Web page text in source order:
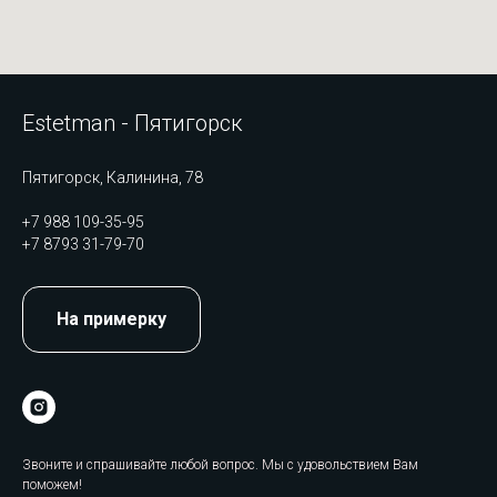
Estetman - Пятигорск
Пятигорск, Калинина, 78
+7 988 109-35-95
+7 8793 31-79-70
На примерку
Звоните и спрашивайте любой вопрос. Мы с удовольствием Вам
поможем!